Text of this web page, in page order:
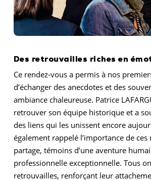
Des retrouvailles riches en
Ce rendez-vous a permis à nos
d’échanger des anecdotes et des
ambiance chaleureuse. Patrice
retrouver son équipe historique et a
des liens qui les unissent encore
également rappelé l’importance de
partage, témoins d’une aventure
professionnelle exceptionnelle. Tous
retrouvailles, renforçant leur